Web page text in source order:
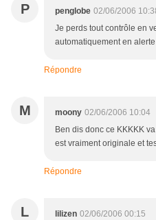
P penglobe 02/06/2006
Je perds tout contrôle en
automatiquement en
Répondre
M moony 02/06/2006 10:04
Ben dis donc ce KKKKK
est vraiment originale et
Répondre
L lilizen 02/06/2006 00:15